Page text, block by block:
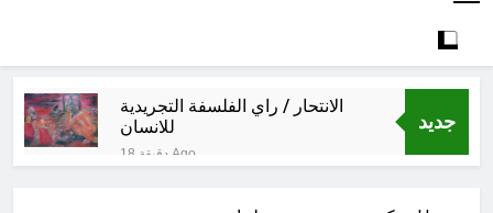
جديد
الانتحار / راي الفلسفة التجريدية
للانسان
18 دقيقة Ago